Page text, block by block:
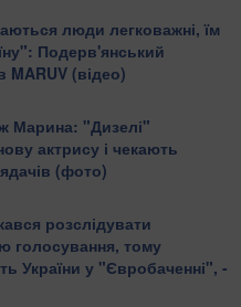
люди легковажні, їм
Подерв'янський
MARUV (відео)
Марина: "Дизелі"
актрису і чекають
(фото)
розслідувати
голосування, тому
України у "Євробаченні", -